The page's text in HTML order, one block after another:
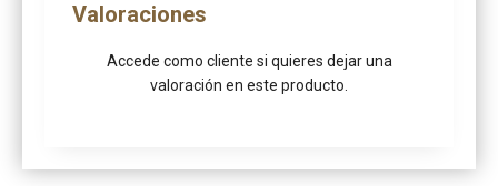
Valoraciones
Accede como cliente si quieres dejar una
valoración en este producto.